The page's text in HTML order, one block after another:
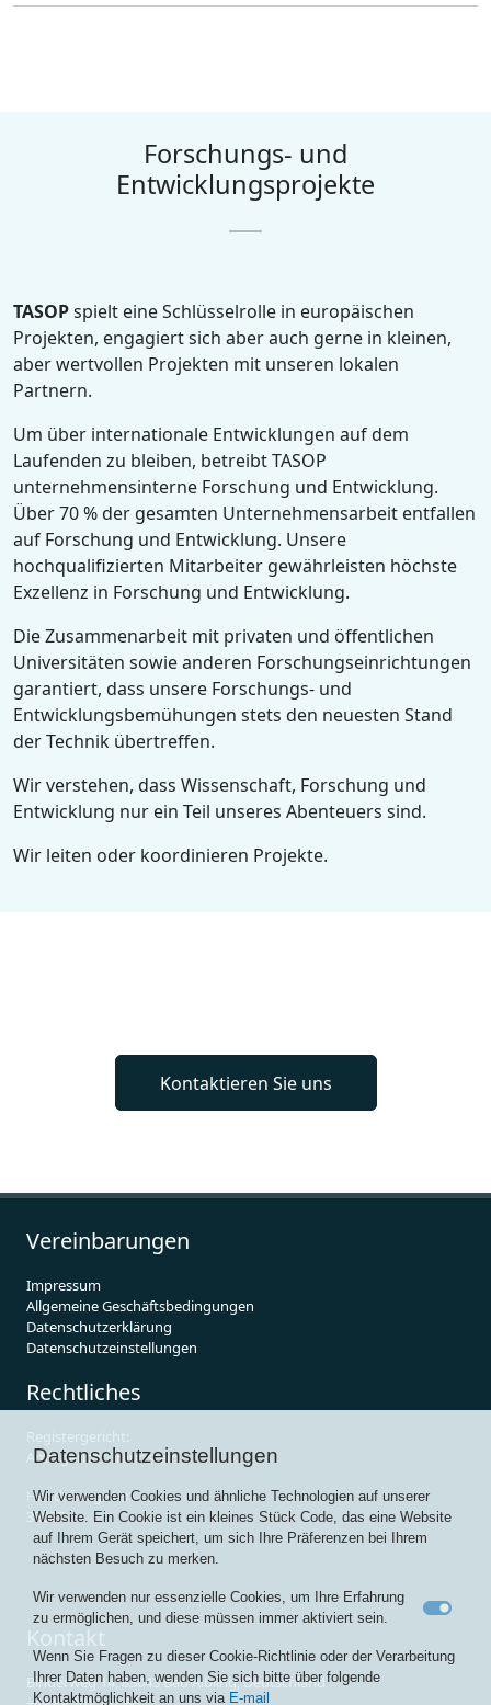
Forschungs- und
Entwicklungsprojekte
TASOPspielt eine Schlüsselrolle in europäischen
Projekten, engagiert sich aber auch gerne in kleinen,
aber wertvollen Projekten mit unseren lokalen
Partnern.
Um über internationale Entwicklungen auf dem
Laufenden zu bleiben, betreibt TASOP
unternehmensinterne Forschung und Entwicklung.
Über 70 % der gesamten Unternehmensarbeit entfallen
auf Forschung und Entwicklung. Unsere
hochqualifizierten Mitarbeiter gewährleisten höchste
Exzellenz in Forschung und Entwicklung.
Die Zusammenarbeit mit privaten und öffentlichen
Universitäten sowie anderen Forschungseinrichtungen
garantiert, dass unsere Forschungs- und
Entwicklungsbemühungen stets den neuesten Stand
der Technik übertreffen.
Wir verstehen, dass Wissenschaft, Forschung und
Entwicklung nur ein Teil unseres Abenteuers sind.
Wir leiten oder koordinieren Projekte.
Kontaktieren Sie uns
Vereinbarungen
Impressum
Allgemeine Geschäftsbedingungen
Datenschutzerklärung
Datenschutzeinstellungen
Rechtliches
Registergericht:
Amtsgericht Traunstein
Handelsregister:
35027
Kontakt
Binderweg 14, 83043 Bad Aibling, Deutschland
Datenschutzeinstellungen
Wir verwenden Cookies und ähnliche Technologien auf unserer
Website. Ein Cookie ist ein kleines Stück Code, das eine Website
auf Ihrem Gerät speichert, um sich Ihre Präferenzen bei Ihrem
nächsten Besuch zu merken.
Wir verwenden nur essenzielle Cookies, um Ihre Erfahrung
zu ermöglichen, und diese müssen immer aktiviert sein.
Wenn Sie Fragen zu dieser Cookie-Richtlinie oder der Verarbeitung
Ihrer Daten haben, wenden Sie sich bitte über folgende
Kontaktmöglichkeit an uns via E-mail